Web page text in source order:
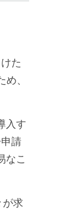
た
、
入す
請
なこ
求